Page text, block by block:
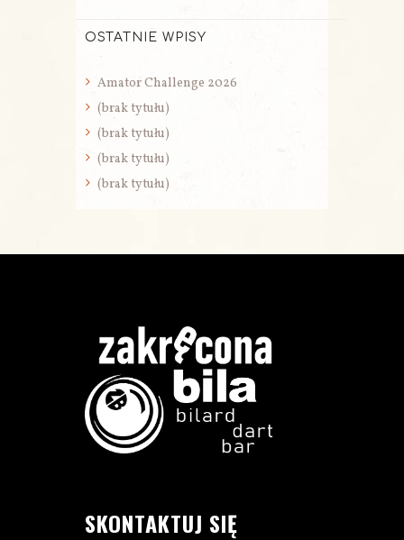
OSTATNIE WPISY
Amator Challenge 2026
(brak tytułu)
(brak tytułu)
(brak tytułu)
(brak tytułu)
SKONTAKTUJ SIĘ